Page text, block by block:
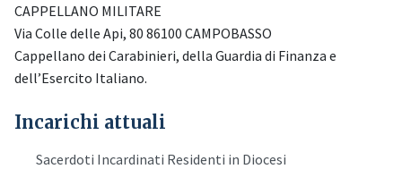
CAPPELLANO MILITARE
Via Colle delle Api, 80 86100 CAMPOBASSO
Cappellano dei Carabinieri, della Guardia di Finanza e
dell’Esercito Italiano.
Incarichi attuali
Sacerdoti Incardinati Residenti in Diocesi